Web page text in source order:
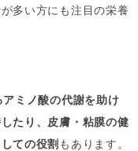
多い方にも注目の栄養
ミノ酸の代謝を助け
たり、皮膚・粘膜の健
ての役割 もあります。